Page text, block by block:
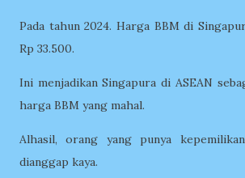
Pada tahun 2024. Harga BBM di
Rp 33.500.
Ini menjadikan Singapura di ASEAN
harga BBM yang mahal.
Alhasil, orang yang punya
dianggap kaya.